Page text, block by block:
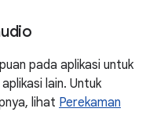
pada aplikasi untuk
lain. Untuk
lihat Perekaman